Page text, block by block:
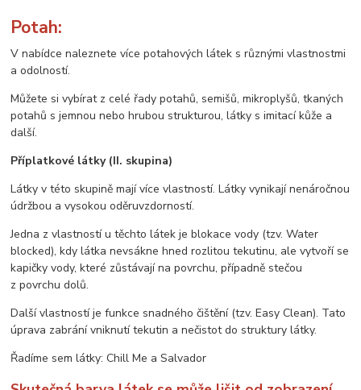
Potah:
V nabídce naleznete více potahových látek s různými vlastnostmi
a odolností.
Můžete si vybírat z celé řady potahů, semišů, mikroplyšů, tkaných
potahů s jemnou nebo hrubou strukturou, látky s imitací kůže a
další.
Příplatkové látky (II. skupina)
Látky v této skupině mají více vlastností. Látky vynikají nenáročnou
údržbou a vysokou oděruvzdorností.
Jedna z vlastností u těchto látek je blokace vody (tzv. Water
blocked), kdy látka nevsákne hned rozlitou tekutinu, ale vytvoří se
kapičky vody, které zůstávají na povrchu, případně stečou
z povrchu dolů.
Další vlastností je funkce snadného čištění (tzv. Easy Clean). Tato
úprava zabrání vniknutí tekutin a nečistot do struktury látky.
Řadíme sem látky: Chill Me a Salvador